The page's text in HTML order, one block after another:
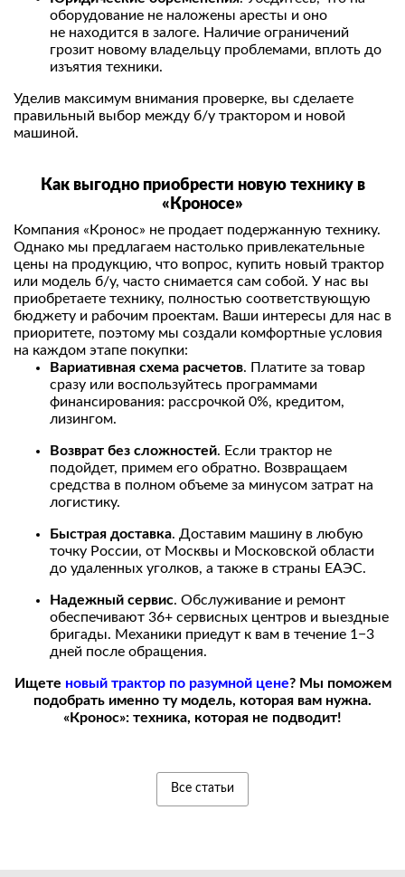
оборудование не наложены аресты и оно
не находится в залоге. Наличие ограничений
грозит новому владельцу проблемами, вплоть до
изъятия техники.
Уделив максимум внимания проверке, вы сделаете
правильный выбор между б/у трактором и новой
машиной.
Как выгодно приобрести новую технику в
«Кроносе»
Компания «Кронос» не продает подержанную технику.
Однако мы предлагаем настолько привлекательные
цены на продукцию, что вопрос, купить новый трактор
или модель б/у, часто снимается сам собой. У нас вы
приобретаете технику, полностью соответствующую
бюджету и рабочим проектам. Ваши интересы для нас в
приоритете, поэтому мы создали комфортные условия
на каждом этапе покупки:
Вариативная схема расчетов. Платите за товар
сразу или воспользуйтесь программами
финансирования: рассрочкой 0%, кредитом,
лизингом.
Возврат без сложностей. Если трактор не
подойдет, примем его обратно. Возвращаем
средства в полном объеме за минусом затрат на
логистику.
Быстрая доставка. Доставим машину в любую
точку России, от Москвы и Московской области
до удаленных уголков, а также в страны ЕАЭС.
Надежный сервис. Обслуживание и ремонт
обеспечивают 36+ сервисных центров и выездные
бригады. Механики приедут к вам в течение 1−3
дней после обращения.
Ищете новый трактор по разумной цене? Мы поможем
подобрать именно ту модель, которая вам нужна.
«Кронос»: техника, которая не подводит!
Все статьи